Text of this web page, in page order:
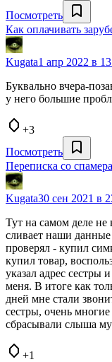
Посмотреть
Как оплачивать
Kugata1 апр 2022 в
Буквально вчера-
у него большие
+3
Посмотреть
Переписка со
Kugata30 сен 2021 в
Тут на самом деле
сливает наши
проверял - купил
купил товар,
указал адрес сестры
меня. В итоге как
дней мне стали
сестры, очень
сбрасывали слыша
+1